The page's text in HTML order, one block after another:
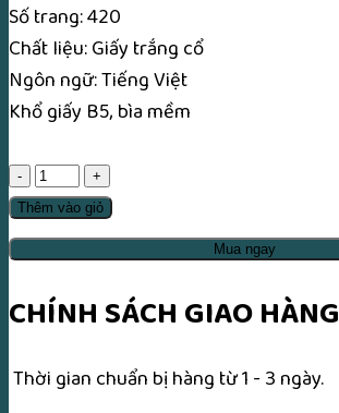
Số trang: 420
Chất liệu: Giấy trắng cổ
Ngôn ngữ: Tiếng Việt
Khổ giấy B5, bìa mềm
Chuyển
Pháp
Luân
(
Pháp
Luân
Công)
-
Thêm vào giỏ
Mua ngay
CHÍNH SÁCH GIAO HÀNG
Thời gian chuẩn bị hàng từ 1 - 3 ngày.